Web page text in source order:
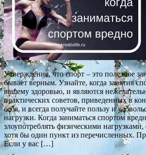
Утверждение, что спорт – это полезное
бывает верным. Узнайте, когда занятия
вашему здоровью, и являются
практических советов, приведенных в
себя, и всегда получайте пользу и
нагрузки. Когда заниматься спортом
злоупотреблять физическими
хотя бы один пункт из перечисленных.
Если у вас […]